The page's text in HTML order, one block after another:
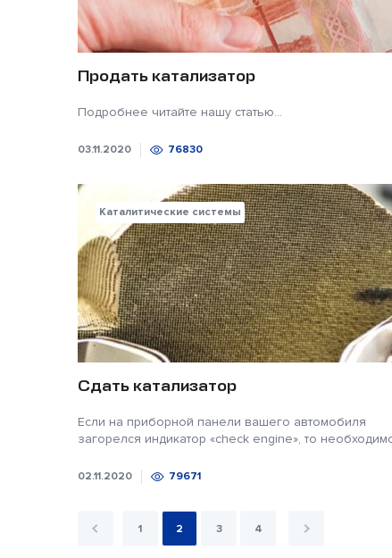
Продать катализатор
Подробнее читайте нашу статью...
03.11.2020 76830
Каталитические системы
Сдать катализатор
Если на приборной панели вашего автомобиля
загорелся индикатор «check engine», то
02.11.2020 79671
1 2 3 4